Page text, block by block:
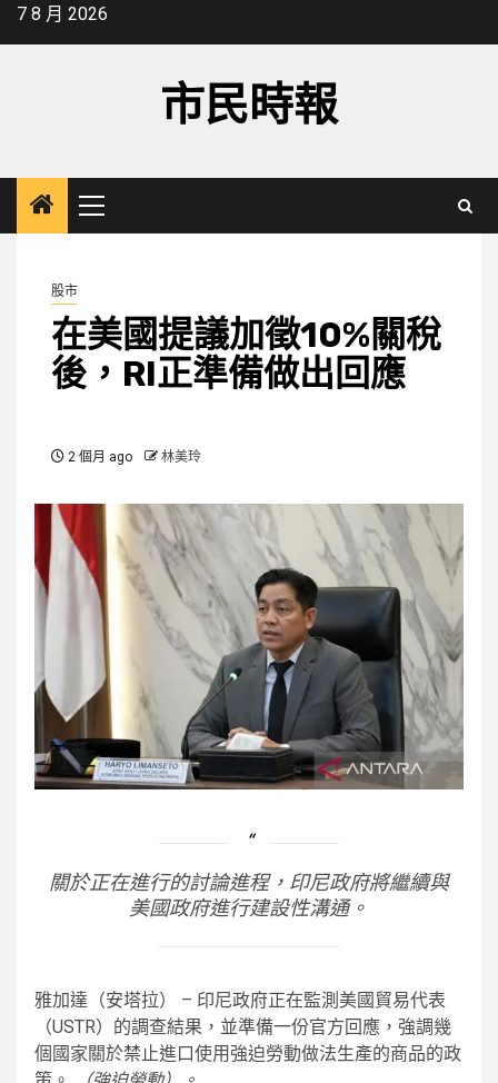
Skip7 8 月 2026
市民時報
Primary
Menu
股市
在美國提議加徵10%關稅
後，RI正準備做出回應
2 個月 ago 林美玲
關於正在進行的討論進程，印尼政府將繼續與
美國政府進行建設性溝通。
雅加達（安塔拉） – 印尼政府正在監測美國貿易代表
（USTR）的調查結果，並準備一份官方回應，強調幾
個國家關於禁止進口使用強迫勞動做法生產的商品的政